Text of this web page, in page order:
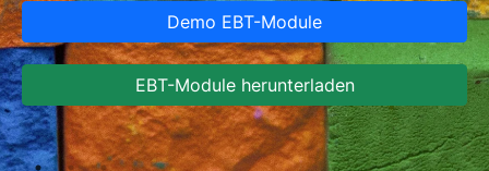
Demo EBT-Module
EBT-Module herunterladen